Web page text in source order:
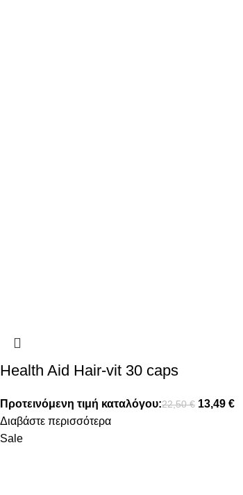
Health Aid Hair-vit 30 caps
Προτεινόμενη τιμή καταλόγου:22,50€ 13,49 €
Διαβάστε περισσότερα
Sale